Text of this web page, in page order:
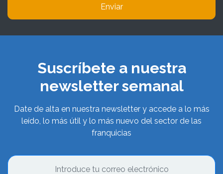
Enviar
Suscríbete a nuestra
newsletter semanal
Date de alta en nuestra newsletter y accede a lo más
leído, lo más útil y lo más nuevo del sector de las
franquicias